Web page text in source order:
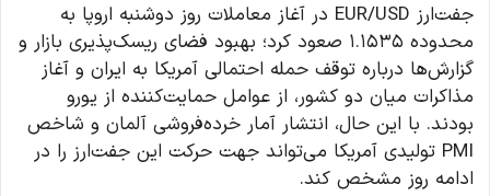
جفت‌ارز EUR/USD در آغاز معاملات روز دوشنبه اروپا به
محدوده ۱.۱۵۳۵ صعود کرد؛ بهبود فضای ریسک‌پذیری بازار و
گزارش‌ها درباره توقف حمله احتمالی آمریکا به ایران و آغاز
مذاکرات میان دو کشور، از عوامل حمایت‌کننده از یورو
بودند. با این حال، انتشار آمار خرده‌فروشی آلمان و شاخص
PMI تولیدی آمریکا می‌تواند جهت حرکت این جفت‌ارز را در
ادامه روز مشخص کند.